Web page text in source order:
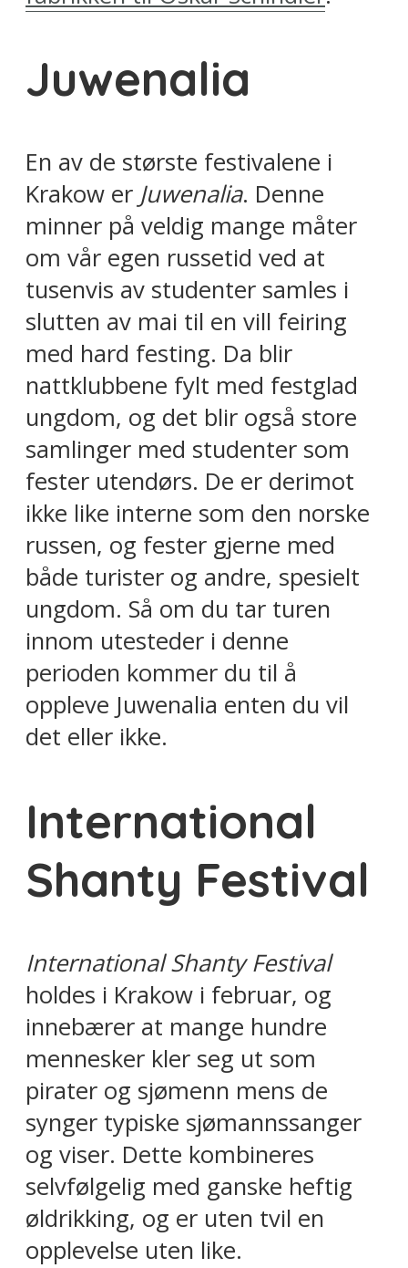
Juwenalia
En av de største festivalene i
Krakow er Juwenalia. Denne
minner på veldig mange måter
om vår egen russetid ved at
tusenvis av studenter samles i
slutten av mai til en vill feiring
med hard festing. Da blir
nattklubbene fylt med festglad
ungdom, og det blir også store
samlinger med studenter som
fester utendørs. De er derimot
ikke like interne som den norske
russen, og fester gjerne med
både turister og andre, spesielt
ungdom. Så om du tar turen
innom utesteder i denne
perioden kommer du til å
oppleve Juwenalia enten du vil
det eller ikke.
International
Shanty Festival
International Shanty Festival
holdes i Krakow i februar, og
innebærer at mange hundre
mennesker kler seg ut som
pirater og sjømenn mens de
synger typiske sjømannssanger
og viser. Dette kombineres
selvfølgelig med ganske heftig
øldrikking, og er uten tvil en
opplevelse uten like.